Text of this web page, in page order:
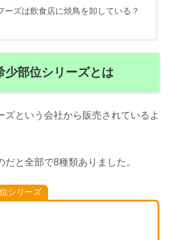
ーズは飲食店に焼鳥を卸している？
少部位シリーズとは
ズという会社から販売されているよ
と全部で8種類ありました。
シリーズ